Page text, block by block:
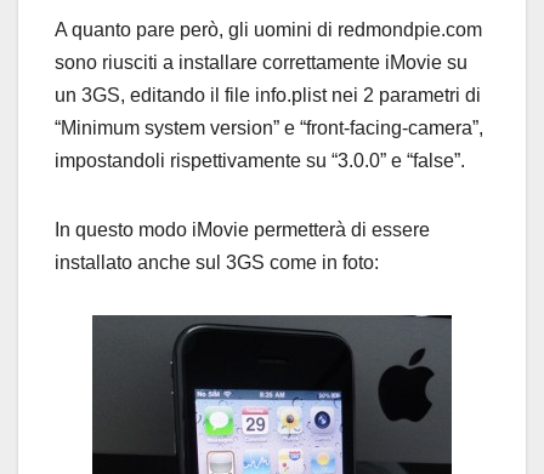
A quanto pare però, gli uomini di redmondpie.com
sono riusciti a installare correttamente iMovie su
un 3GS, editando il file info.plist nei 2 parametri di
“Minimum system version” e “front-facing-camera”,
impostandoli rispettivamente su “3.0.0” e “false”.
In questo modo iMovie permetterà di essere
installato anche sul 3GS come in foto: